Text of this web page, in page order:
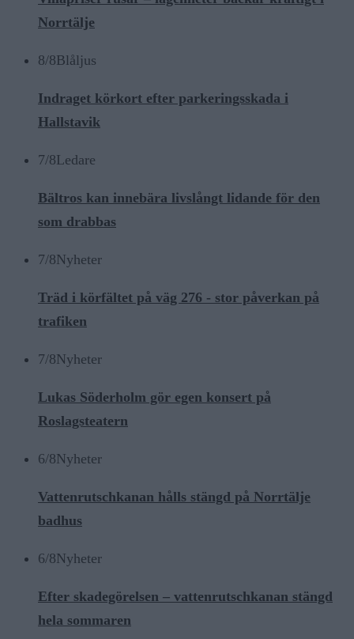
Norrtälje
8/8Blåljus
Indraget körkort efter parkeringsskada i
Hallstavik
7/8Ledare
Bältros kan innebära livslångt lidande för den
som drabbas
7/8Nyheter
Träd i körfältet på väg 276 - stor påverkan på
trafiken
7/8Nyheter
Lukas Söderholm gör egen konsert på
Roslagsteatern
6/8Nyheter
Vattenrutschkanan hålls stängd på Norrtälje
badhus
6/8Nyheter
Efter skadegörelsen – vattenrutschkanan stängd
hela sommaren